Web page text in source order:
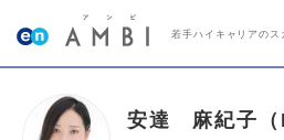
若手ハイキャリアのス
安達 麻紀子